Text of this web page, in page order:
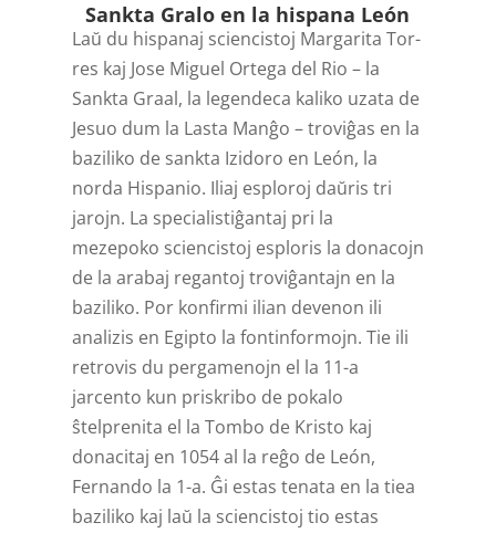
Sankta Gralo en la hispana León
Laŭ du hispanaj sciencistoj Mar­ga­ri­ta Tor­
res kaj Jose Mi­guel Or­te­ga del Rio – la
Sankta Graal, la legendeca kaliko uzata de
Jesuo dum la Lasta Manĝo – troviĝas en la
baziliko de sankta Izidoro en León, la
norda Hispanio. Iliaj esploroj daŭris tri
jarojn. La specialist­iĝantaj pri la
mezepoko sciencistoj esploris la donacojn
de la arabaj regantoj troviĝantajn en la
baziliko. Por konfirmi ilian devenon ili
analizis en Egipto la font­informojn. Tie ili
retrovis du pergamenojn el la 11-a
jarcento kun priskribo de pokalo
ŝtelprenita el la Tombo de Kristo kaj
donacitaj en 1054 al la reĝo de León,
Fernando la 1-a. Ĝi estas tenata en la tiea
baziliko kaj laŭ la sciencistoj tio estas